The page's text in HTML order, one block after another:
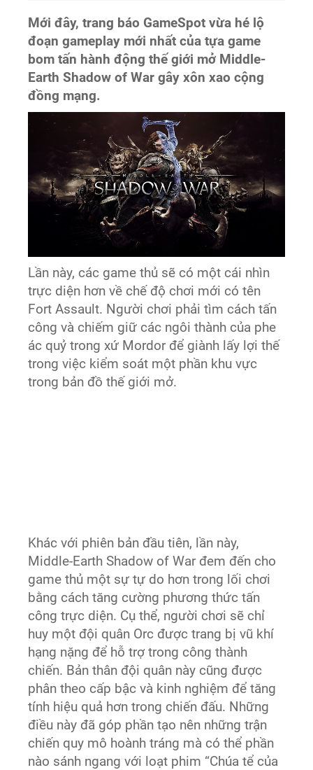
Mới đây, trang báo GameSpot vừa hé lộ
đoạn gameplay mới nhất của tựa game
bom tấn hành động thế giới mở Middle-
Earth Shadow of War gây xôn xao cộng
đồng mạng.
Lần này, các game thủ sẽ có một cái nhìn
trực diện hơn về chế độ chơi mới có tên
Fort Assault. Người chơi phải tìm cách tấn
công và chiếm giữ các ngôi thành của phe
ác quỷ trong xứ Mordor để giành lấy lợi thế
trong việc kiểm soát một phần khu vực
trong bản đồ thế giới mở.
Khác với phiên bản đầu tiên, lần này,
Middle-Earth Shadow of War đem đến cho
game thủ một sự tự do hơn trong lối chơi
bằng cách tăng cường phương thức tấn
công trực diện. Cụ thể, người chơi sẽ chỉ
huy một đội quân Orc được trang bị vũ khí
hạng nặng để hỗ trợ trong công thành
chiến. Bản thân đội quân này cũng được
phân theo cấp bậc và kinh nghiệm để tăng
tính hiệu quả hơn trong chiến đấu. Những
điều này đã góp phần tạo nên những trận
chiến quy mô hoành tráng mà có thể phần
nào sánh ngang với loạt phim “Chúa tể của